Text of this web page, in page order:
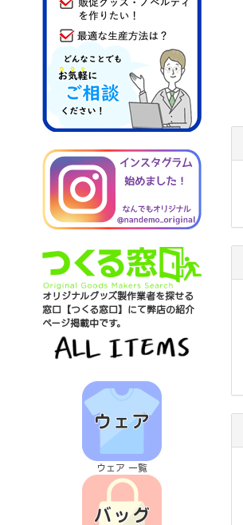
オリジナルグッズ製作業者を探せる
窓口【つくる窓口】にて弊店の紹介
ページ掲載中です。
ウェア 一覧